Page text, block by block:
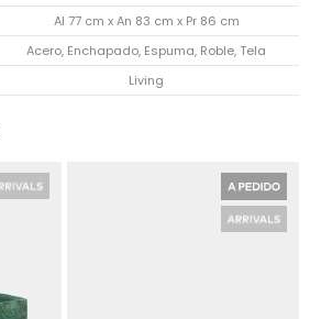
Al 77 cm x An 83 cm x Pr 86 cm
Acero, Enchapado, Espuma, Roble, Tela
Living